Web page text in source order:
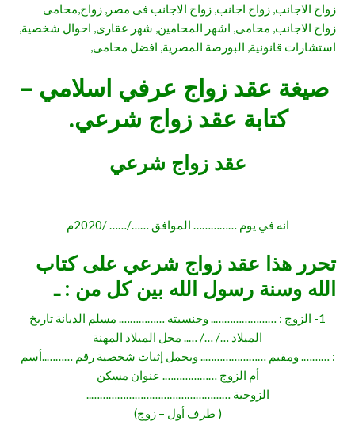
زواج الاجانب, زواج اجانب, زواج الاجانب فى مصر, زواج,محامى
زواج الاجانب, محامى, اشهر المحامين, شهر عقارى, احوال شخصية,
استشارات قانونية, البورصة المصرية, افضل محامى,
صيغة عقد زواج عرفي اسلامي –
كتابة عقد زواج شرعي.
عقد زواج شرعي
انه في يوم …………… الموافق ……/…… /2020م
تحرر هذا عقد زواج شرعي على كتاب
الله وسنة رسول الله بين كل من : ـ
1- الزوج : ………………….. وجنسيته ……………. مسلم الديانة تاريخ
الميلاد …/ …/ ….. محل الميلاد المهنة
: ………. ومقيم ………………….. ويحمل إثبات شخصية رقم ………..أسم
أم الزوج ………………. عنوان مسكن
الزوجية …………………………………………..
( طرف أول – زوج)